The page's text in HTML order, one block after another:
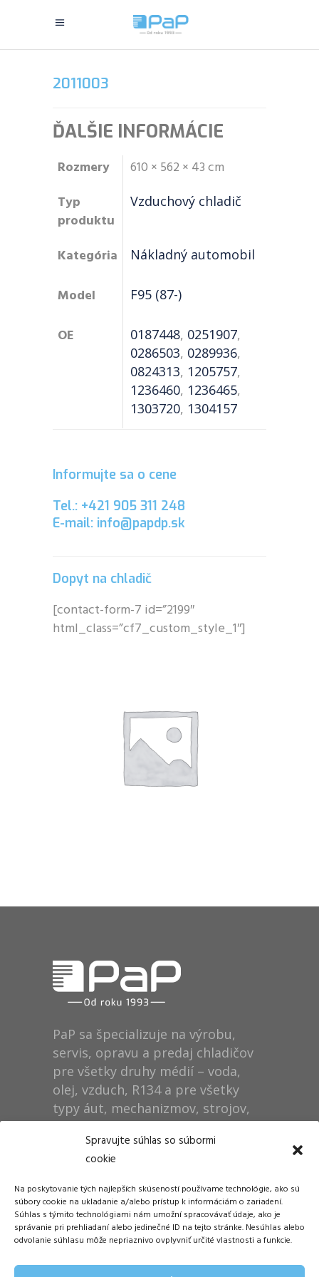
Spravujte súhlas so súbormi
cookie
Na poskytovanie tých najlepších skúseností používame technológie, ako sú
súbory cookie na ukladanie a/alebo prístup k informáciám o zariadení.
Súhlas s týmito technológiami nám umožní spracovávať údaje, ako je
správanie pri prehliadaní alebo jedinečné ID na tejto stránke. Nesúhlas alebo
odvolanie súhlasu môže nepriaznivo ovplyvniť určité vlastnosti a funkcie.
2011003
ĎALŠIE INFORMÁCIE
Rozmery
610 × 562 × 43 cm
Typ
produktu
Vzduchový chladič
Kategória Nákladný automobil
Model F95 (87-)
OE 0187448, 0251907,
0286503, 0289936,
0824313, 1205757,
1236460, 1236465,
1303720, 1304157
Informujte sa o cene
Tel.: +421 905 311 248
E-mail: info@papdp.sk
Dopyt na chladič
[contact-form-7 id=”2199″
html_class=”cf7_custom_style_1″]
PaP sa špecializuje na výrobu,
servis, opravu a predaj chladičov
pre všetky druhy médií – voda,
olej, vzduch, R134 a pre všetky
typy áut, mechanizmov, strojov,
technológií, rušňov…
Dušan Pytel P a P
ŠM Stráže
058 01 Poprad
Tel.: +421 905 311 248